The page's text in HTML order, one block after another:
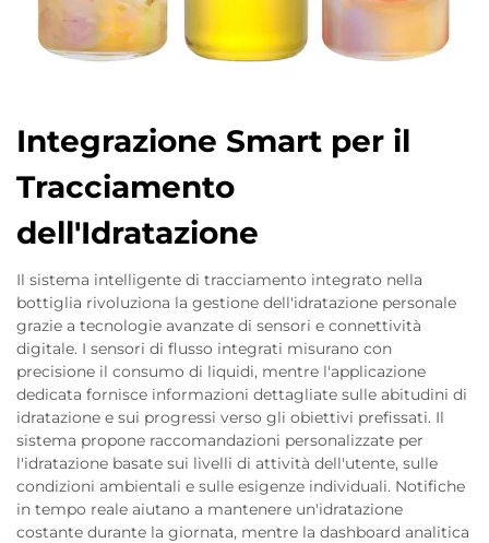
Integrazione Smart per il
Tracciamento
dell'Idratazione
Il sistema intelligente di tracciamento integrato nella
bottiglia rivoluziona la gestione dell'idratazione personale
grazie a tecnologie avanzate di sensori e connettività
digitale. I sensori di flusso integrati misurano con
precisione il consumo di liquidi, mentre l'applicazione
dedicata fornisce informazioni dettagliate sulle abitudini di
idratazione e sui progressi verso gli obiettivi prefissati. Il
sistema propone raccomandazioni personalizzate per
l'idratazione basate sui livelli di attività dell'utente, sulle
condizioni ambientali e sulle esigenze individuali. Notifiche
in tempo reale aiutano a mantenere un'idratazione
costante durante la giornata, mentre la dashboard analitica